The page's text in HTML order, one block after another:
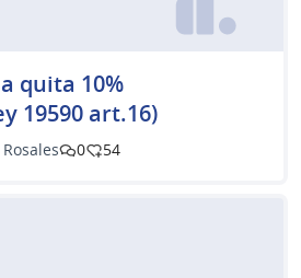
quita 10%
19590 art.16)
0 54